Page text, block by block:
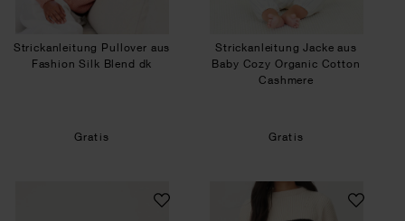
Strickanleitung Pullover aus
Fashion Silk Blend dk
Gratis
Strickanleitung Jacke aus
Baby Cozy Organic Cotton
Cashmere
Gratis
Strickanleitung Mütze aus Fashion Cottony
Strickanleitung